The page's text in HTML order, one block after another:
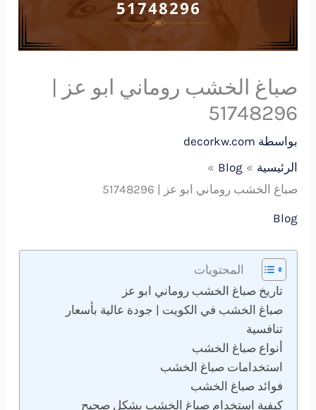
صباغ الخشب روماني ابو عز |
51748296
بواسطة decorkw.com
الرئيسية
Blog
صباغ الخشب روماني ابو عز | 51748296
Blog
المحتويات
تاريخ صباغ الخشب روماني ابو عز
صباغ الخشب في الكويت | جودة عالية بأسعار
تنافسية
أنواع صباغ الخشب
استخدامات صباغ الخشب
فوائد صباغ الخشب
كيفية استخدام صباغ الخشب بشكل صحيح